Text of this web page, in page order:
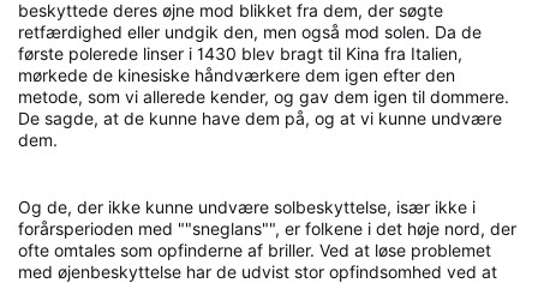
beskyttede deres øjne mod blikket fra dem, der søgte
retfærdighed eller undgik den, men også mod solen. Da de
første polerede linser i 1430 blev bragt til Kina fra Italien,
mørkede de kinesiske håndværkere dem igen efter den
metode, som vi allerede kender, og gav dem igen til dommere.
De sagde, at de kunne have dem på, og at vi kunne undvære
dem.
Og de, der ikke kunne undvære solbeskyttelse, især ikke i
forårsperioden med ""sneglans"", er folkene i det høje nord, der
ofte omtales som opfinderne af briller. Ved at løse problemet
med øjenbeskyttelse har de udvist stor opfindsomhed ved at